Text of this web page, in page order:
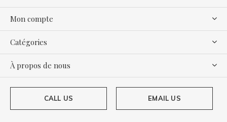
Mon compte
Catégories
À propos de nous
CALL US EMAIL US